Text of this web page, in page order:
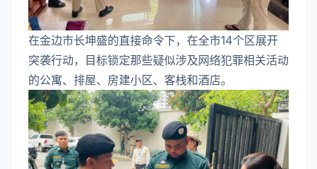
在金边市长坤盛的直接命令下，在全市14个区展开
突袭行动，目标锁定那些疑似涉及网络犯罪相关活动
的公寓、排屋、房建小区、客栈和酒店。